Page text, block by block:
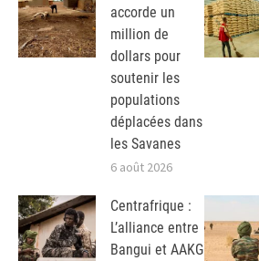
accorde un
million de
dollars pour
soutenir les
populations
déplacées dans
les Savanes
6 août 2026
Centrafrique :
L’alliance entre
Bangui et AAKG